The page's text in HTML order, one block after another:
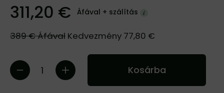
311,20 € Áfával + szálítás
389 €Áfával Kedvezmény 77,80 €
Kosárba